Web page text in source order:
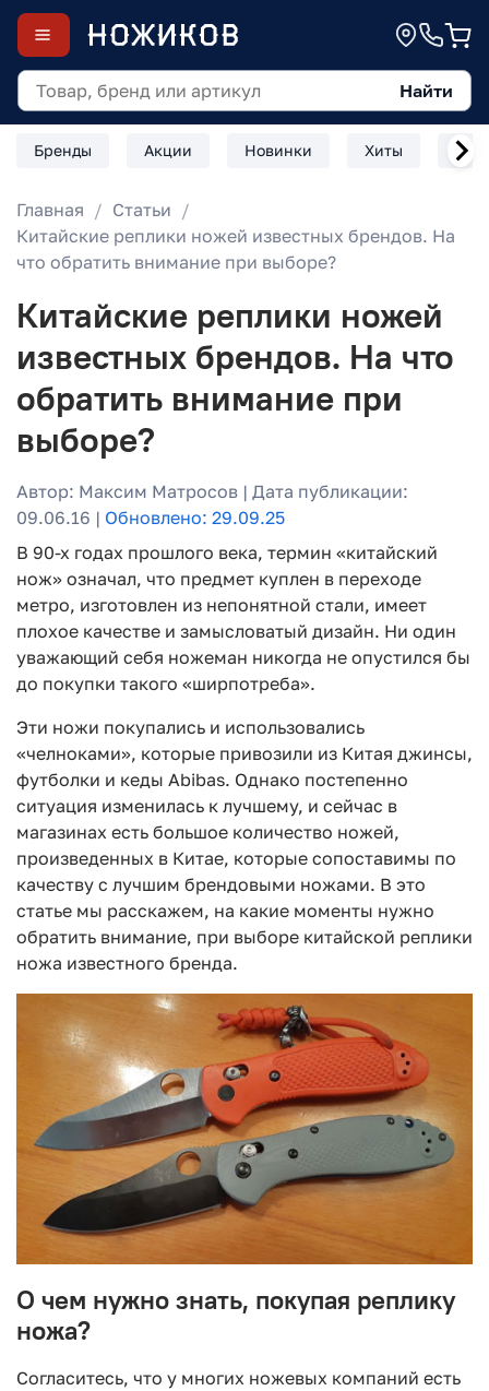
Найти
Бренды Акции Новинки Хиты
Главная
Статьи
Китайские реплики ножей известных брендов. На
что обратить внимание при выборе?
Китайские реплики ножей
известных брендов. На что
обратить внимание при
выборе?
Автор: Максим Матросов | Дата публикации:
09.06.16 | Обновлено: 29.09.25
В 90-х годах прошлого века, термин «китайский
нож» означал, что предмет куплен в переходе
метро, изготовлен из непонятной стали, имеет
плохое качестве и замысловатый дизайн. Ни один
уважающий себя ножеман никогда не опустился бы
до покупки такого «ширпотреба».
Эти ножи покупались и использовались
«челноками», которые привозили из Китая джинсы,
футболки и кеды Аbibas. Однако постепенно
ситуация изменилась к лучшему, и сейчас в
магазинах есть большое количество ножей,
произведенных в Китае, которые сопоставимы по
качеству с лучшим брендовыми ножами. В это
статье мы расскажем, на какие моменты нужно
обратить внимание, при выборе китайской реплики
ножа известного бренда.
О чем нужно знать, покупая реплику
ножа?
Согласитесь, что у многих ножевых компаний есть